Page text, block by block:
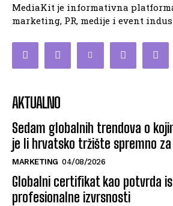
MediaKit je informativna
marketing, PR, medije i event
AKTUALNO
Sedam globalnih trendova o
je li hrvatsko tržište spremno
MARKETING 04/08/2026
Globalni certifikat kao potvrda
profesionalne izvrsnosti